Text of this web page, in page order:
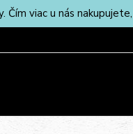
viac u nás